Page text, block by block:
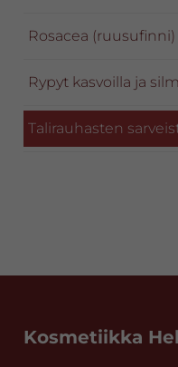
Rosacea (ruusufinni)
Rypyt kasvoilla ja
Talirauhasten
Kosmetiikka